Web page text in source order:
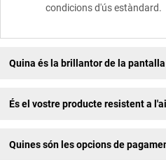
condicions d'ús estàndard.
Quina és la brillantor de la pantalla
És el vostre producte resistent a
Quines són les opcions de